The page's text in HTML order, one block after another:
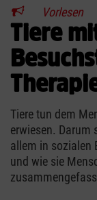
Vorlesen
Tiere
Tiere tun dem
erwiesen. Darum
allem in sozialen
und wie sie